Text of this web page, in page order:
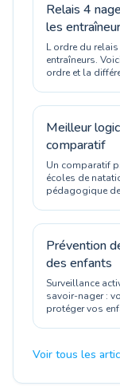
Relais 4
les
L ordre du
entraîneurs.
ordre et la
Meilleur
comparatif
Un comparatif
écoles de
pédagogique
Prévention
des enfants
Surveillance
savoir-nager :
protéger vos
Voir tous les